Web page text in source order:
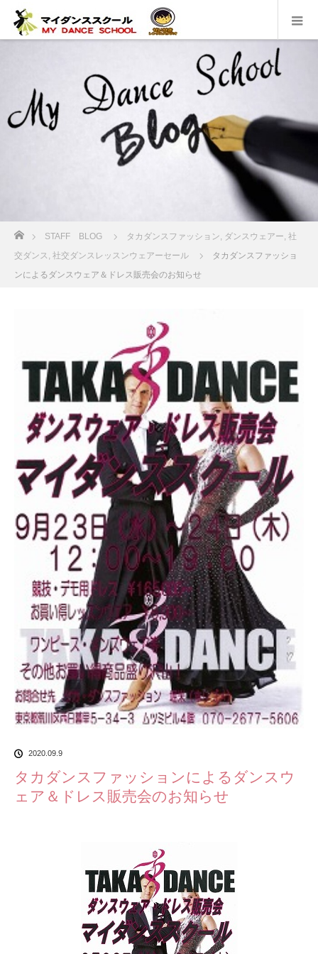
ホーム
STAFF BLOG タカダンスファッション, ダンスウェアー, 社
交ダンス , 社交ダンスレッスンウェアーセール
タカダンスファッショ
ンによるダンスウェア＆ドレス販売会のお知らせ
2020.09.9
タカダンスファッションによるダンスウ
ェア＆ドレス販売会のお知らせ